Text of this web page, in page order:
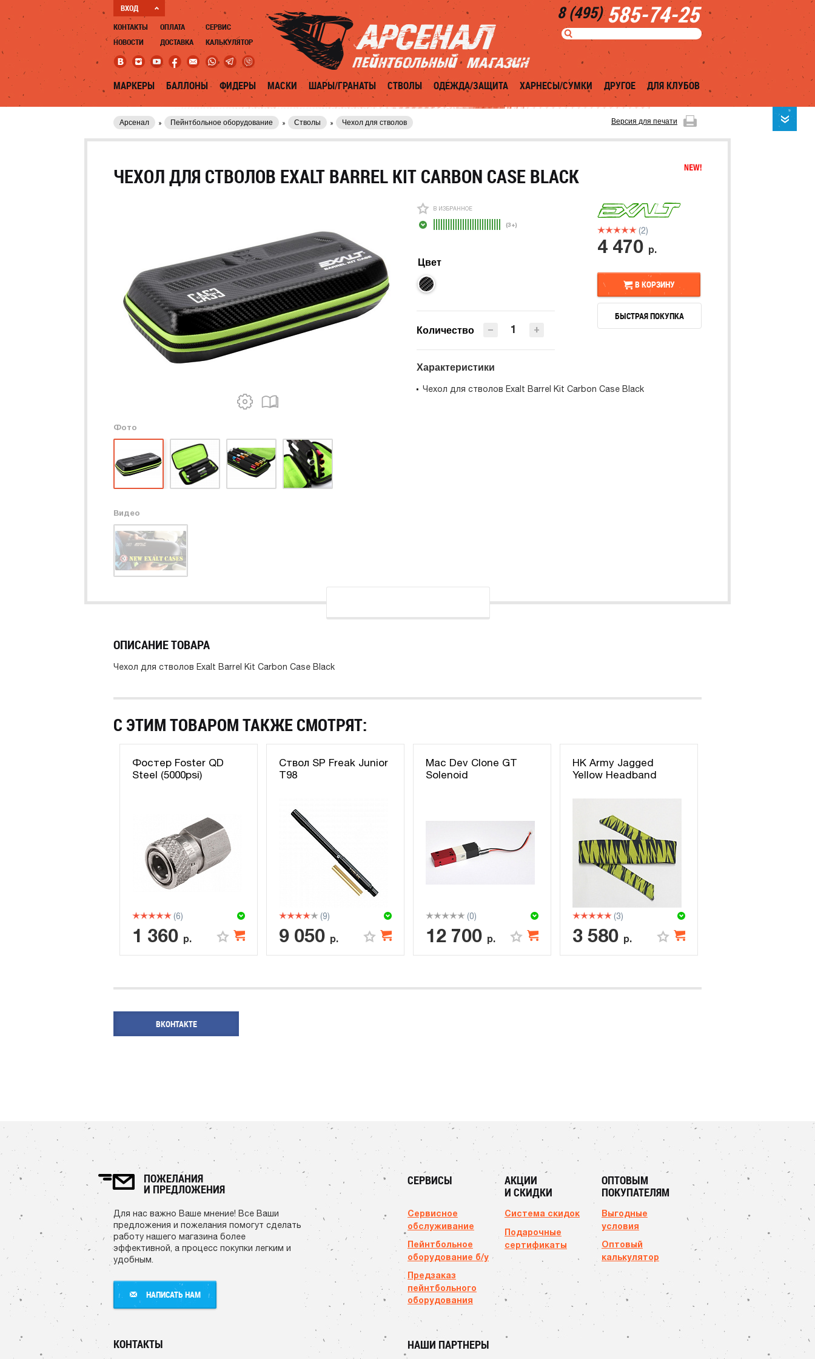
8 (495)585-74-25
ВХОД
КОНТАКТЫ
НОВОСТИ
ОПЛАТА
ДОСТАВКА
СЕРВИС
КАЛЬКУЛЯТОР
МАРКЕРЫ БАЛЛОНЫ ФИДЕРЫ МАСКИ ШАРЫ/ГРАНАТЫ СТВОЛЫ ОДЕЖДА/ЗАЩИТА ХАРНЕСЫ/СУМКИ ДРУГОЕ ДЛЯ КЛУБОВ
Арсенал Пейнтбольное оборудование Стволы Чехол для стволов Версия для печати
ЧЕХОЛ ДЛЯ СТВОЛОВ EXALT BARREL KIT CARBON CASE BLACK
Фото
Видео
(2)
4 470 р.
В КОРЗИНУ
В КОРЗИНУ
БЫСТРАЯ ПОКУПКА
В ИЗБРАННОЕ
(3+)
Цвет
Количество +
−
Характеристики
Чехол для стволов Exalt Barrel Kit Carbon Case Black
ОПИСАНИЕ ТОВАРА
Чехол для стволов Exalt Barrel Kit Carbon Case Black
С ЭТИМ ТОВАРОМ ТАКЖЕ СМОТРЯТ:
Фостер Foster QD
Steel (5000psi)
(6)
1 360 р.
Ствол SP Freak Junior
T98
(9)
9 050 р.
Mac Dev Clone GT
Solenoid
(0)
12 700 р.
HK Army Jagged
Yellow Headband
(3)
3 580 р.
ВКОНТАКТЕ
СЕРВИСЫ
Сервисное
обслуживание
Пейнтбольное
оборудование б/у
Предзаказ
пейнтбольного
оборудования
АКЦИИ
И СКИДКИ
Система скидок
Подарочные
сертификаты
ОПТОВЫМ
ПОКУПАТЕЛЯМ
Выгодные
условия
Оптовый
калькулятор
ПОЖЕЛАНИЯ
И ПРЕДЛОЖЕНИЯ
Для нас важно Ваше мнение! Все Ваши
предложения и пожелания помогут сделать
работу нашего магазина более
эффективной, а процесс покупки легким и
удобным.
НАПИСАТЬ НАМ
НАШИ ПАРТНЕРЫ
КОНТАКТЫ